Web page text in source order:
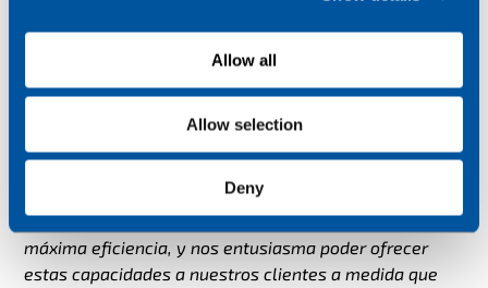
Allow all
Allow selection
Deny
Oliver Tucker, CEO de Wireless Logic: «Existen grandes
sinergias entre Wireless Logic e
IoThink Solutions. Se trata de una adquisición
emocionante para nosotros, ya que extiende nuestro
valor. Con la escalabilidad del IoT, las herramientas y
soluciones de IoThink serán cada vez más importantes
para optimizar cualquier proyecto de cara a una
máxima eficiencia, y nos entusiasma poder ofrecer
estas capacidades a nuestros clientes a medida que